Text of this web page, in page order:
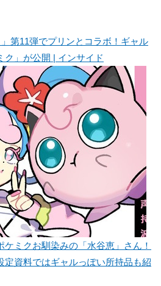
第11弾でプリンとコラボ！ギャル
ク」が公開 | インサイド
ミクお馴染みの「水谷恵」さん！
定資料ではギャルっぽい所持品も紹